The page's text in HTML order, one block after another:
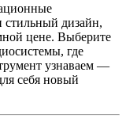
дизайн,
цене. Выберите
где
узнаваем —
себя новый